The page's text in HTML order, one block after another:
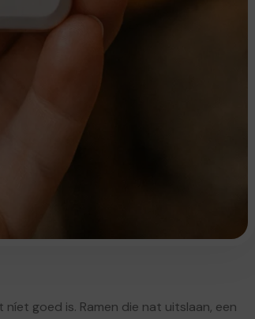
níet goed is. Ramen die nat uitslaan, een